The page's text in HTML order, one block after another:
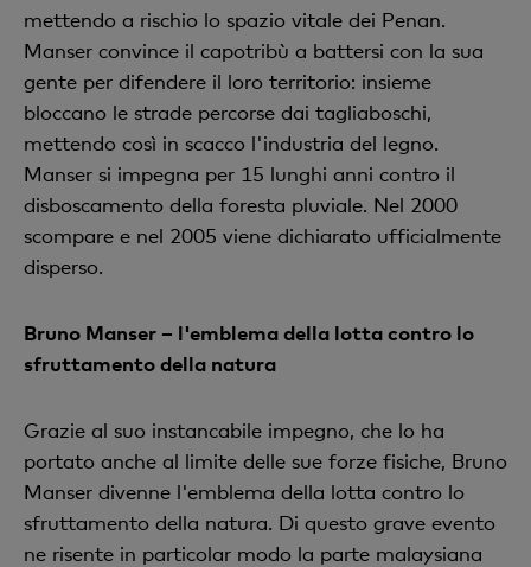
mettendo a rischio lo spazio vitale dei Penan.
Manser convince il capotribù a battersi con la sua
gente per difendere il loro territorio: insieme
bloccano le strade percorse dai tagliaboschi,
mettendo così in scacco l'industria del legno.
Manser si impegna per 15 lunghi anni contro il
disboscamento della foresta pluviale. Nel 2000
scompare e nel 2005 viene dichiarato ufficialmente
disperso.
Bruno Manser – l'emblema della lotta contro lo
sfruttamento della natura
Grazie al suo instancabile impegno, che lo ha
portato anche al limite delle sue forze fisiche, Bruno
Manser divenne l'emblema della lotta contro lo
sfruttamento della natura. Di questo grave evento
ne risente in particolar modo la parte malaysiana